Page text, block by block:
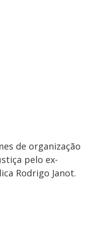
de organização
pelo ex-
Rodrigo Janot.